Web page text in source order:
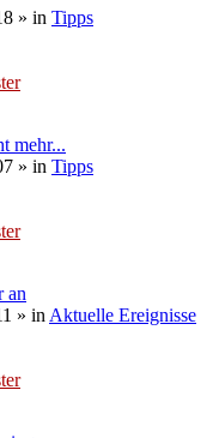
» in Tipps
mehr...
» in Tipps
an
» in Aktuelle Ereignisse